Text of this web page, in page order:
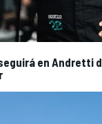
en Andretti